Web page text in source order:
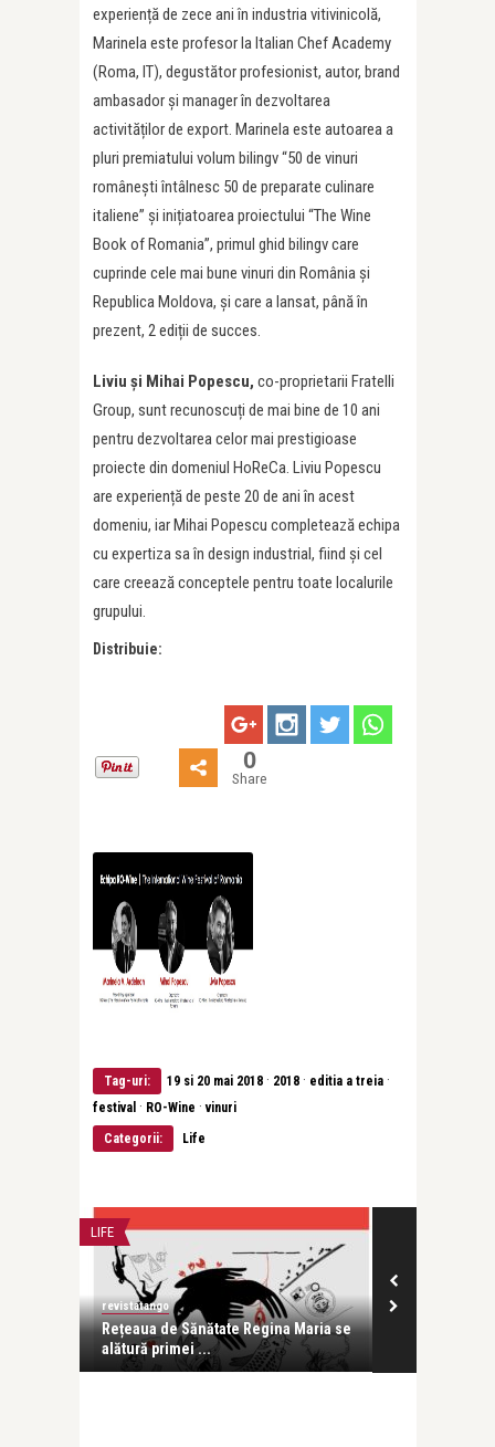
experiență de zece ani în industria vitivinicolă,
Marinela este profesor la Italian Chef Academy
(Roma, IT), degustător profesionist, autor, brand
ambasador și manager în dezvoltarea
activităților de export. Marinela este autoarea a
pluri premiatului volum bilingv “50 de vinuri
românești întâlnesc 50 de preparate culinare
italiene” și inițiatoarea proiectului “The Wine
Book of Romania”, primul ghid bilingv care
cuprinde cele mai bune vinuri din România și
Republica Moldova, și care a lansat, până în
prezent, 2 ediții de succes.
Liviu și Mihai Popescu, co-proprietarii Fratelli
Group, sunt recunoscuți de mai bine de 10 ani
pentru dezvoltarea celor mai prestigioase
proiecte din domeniul HoReCa. Liviu Popescu
are experiență de peste 20 de ani în acest
domeniu, iar Mihai Popescu completează echipa
cu expertiza sa în design industrial, fiind și cel
care creează conceptele pentru toate localurile
grupului.
Distribuie:
0
Share
Tag-uri: 19 si 20 mai 2018 · 2018 · editia a treia ·
festival · RO-Wine ·vinuri
Categorii:
Life
LIFE
revistatango
Rețeaua de Sănătate Regina Maria se
alătură primei ...